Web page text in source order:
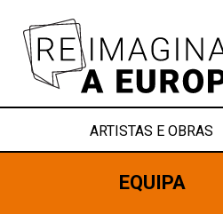
ARTISTAS E OBRAS
EQUIPA